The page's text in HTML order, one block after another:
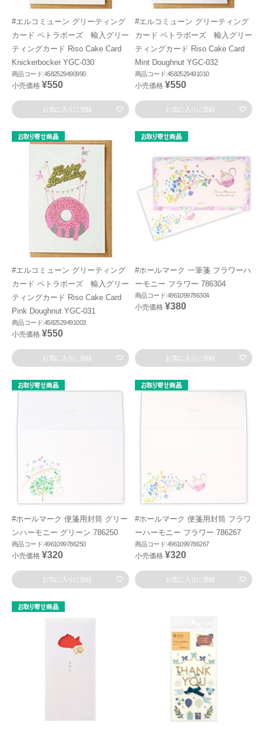
#エルコミューン グリーティング
カード ペトラボーズ 輸入グリー
ティングカード Riso Cake Card
Knickerbocker YGC-030
商品コード:4582529490990
小売価格 ¥550
お気に入りに登録
#エルコミューン グリーティング
カード ペトラボーズ 輸入グリー
ティングカード Riso Cake Card
Mint Doughnut YGC-032
商品コード:4582529491010
小売価格 ¥550
お気に入りに登録
#エルコミューン グリーティング
カード ペトラボーズ 輸入グリー
ティングカード Riso Cake Card
Pink Doughnut YGC-031
商品コード:4582529491003
小売価格 ¥550
お気に入りに登録
#ホールマーク 一筆箋 フラワーハ
ーモニー フラワー 786304
商品コード:4961099786304
小売価格 ¥380
お気に入りに登録
#ホールマーク 便箋用封筒 グリー
ンハーモニー グリーン 786250
商品コード:4961099786250
小売価格 ¥320
お気に入りに登録
#ホールマーク 便箋用封筒 フラワ
ーハーモニー フラワー 786267
商品コード:4961099786267
小売価格 ¥320
お気に入りに登録